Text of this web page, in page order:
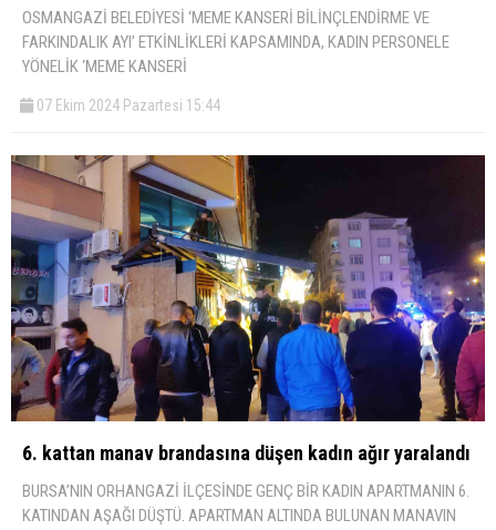
OSMANGAZİ BELEDİYESİ ‘MEME KANSERİ BİLİNÇLENDİRME VE
FARKINDALIK AYI’ ETKİNLİKLERİ KAPSAMINDA, KADIN PERSONELE
YÖNELİK ‘MEME KANSERİ
07 Ekim 2024 Pazartesi 15:44
6. kattan manav brandasına düşen kadın ağır yaralandı
BURSA’NIN ORHANGAZİ İLÇESİNDE GENÇ BİR KADIN APARTMANIN 6.
KATINDAN AŞAĞI DÜŞTÜ. APARTMAN ALTINDA BULUNAN MANAVIN